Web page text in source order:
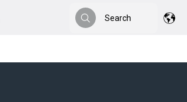
Search
Search